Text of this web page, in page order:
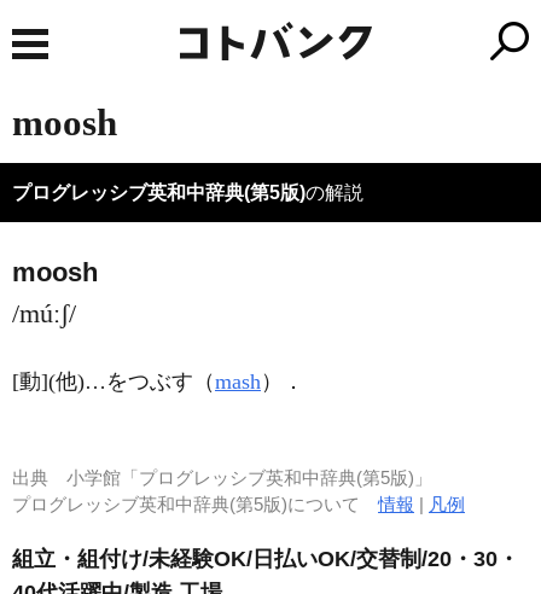
moosh
プログレッシブ英和中辞典(第5版)の解説
moosh
/múːʃ/
[動](他)…をつぶす（mash） ．
出典 小学館「プログレッシブ英和中辞典(第5版)」
プログレッシブ英和中辞典(第5版)について情報 | 凡例
組立・組付け/未経験OK/日払いOK/交替制/20・30・